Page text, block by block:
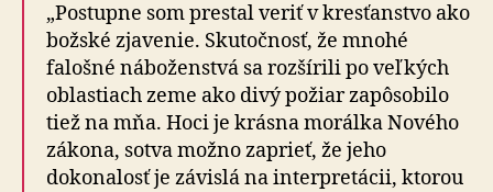
„Postupne som prestal veriť v kresťanstvo ako
božské zjavenie. Skutočnosť, že mnohé
falošné náboženstvá sa rozšírili po veľkých
oblastiach zeme ako divý požiar zapôsobilo
tiež na mňa. Hoci je krásna morálka Nového
zákona, sotva možno zaprieť, že jeho
dokonalosť je závislá na interpretácii, ktorou